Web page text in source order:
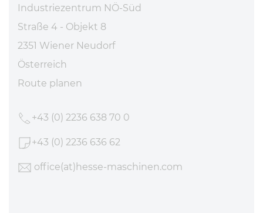
Industriezentrum NÖ-Süd
Straße 4 - Objekt 8
2351 Wiener Neudorf
Österreich
Route planen
+43 (0) 2236 638 70 0
+43 (0) 2236 636 62
office(at)hesse-maschinen.com